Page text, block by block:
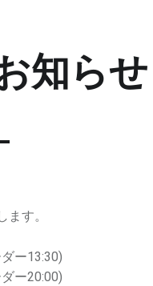
知らせ
す。
ー13:30)
ー20:00)